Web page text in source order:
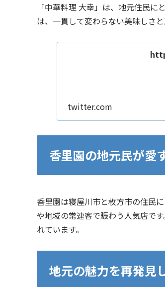
「中華料理 大幸」は、地元住民
は、一貫して変わらない美味しさ
twitter.com
香里園の地元民が愛
香里園は寝屋川市と枚方市の住民
や地域の常連客で賑わう人気店で
れています。
地元の魅力を再発見